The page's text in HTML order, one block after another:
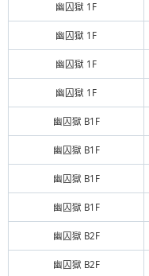
幽囚獄 1F
幽囚獄 1F
幽囚獄 1F
幽囚獄 1F
幽囚獄 B1F
幽囚獄 B1F
幽囚獄 B1F
幽囚獄 B1F
幽囚獄 B2F
幽囚獄 B2F